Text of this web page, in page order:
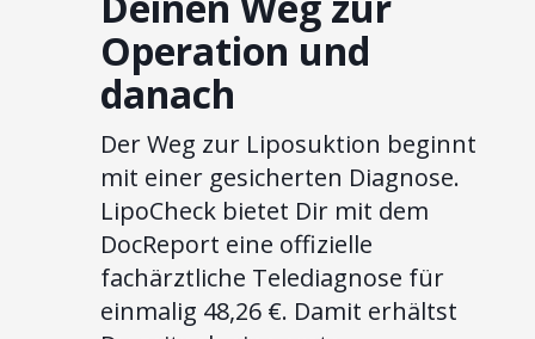
Operation und
danach
Der Weg zur Liposuktion beginnt
mit einer gesicherten Diagnose.
LipoCheck bietet Dir mit dem
DocReport eine offizielle
fachärztliche Telediagnose für
einmalig 48,26 €. Damit erhältst